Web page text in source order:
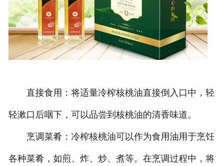
直接食用：将适量冷榨核桃油直接倒入口中，轻
轻漱口后咽下，可以品尝到核桃油的清香味道。
烹调菜肴：冷榨核桃油可以作为食用油用于烹饪
各种菜肴，如煎、炸、炒、煮等。在烹调过程中，将